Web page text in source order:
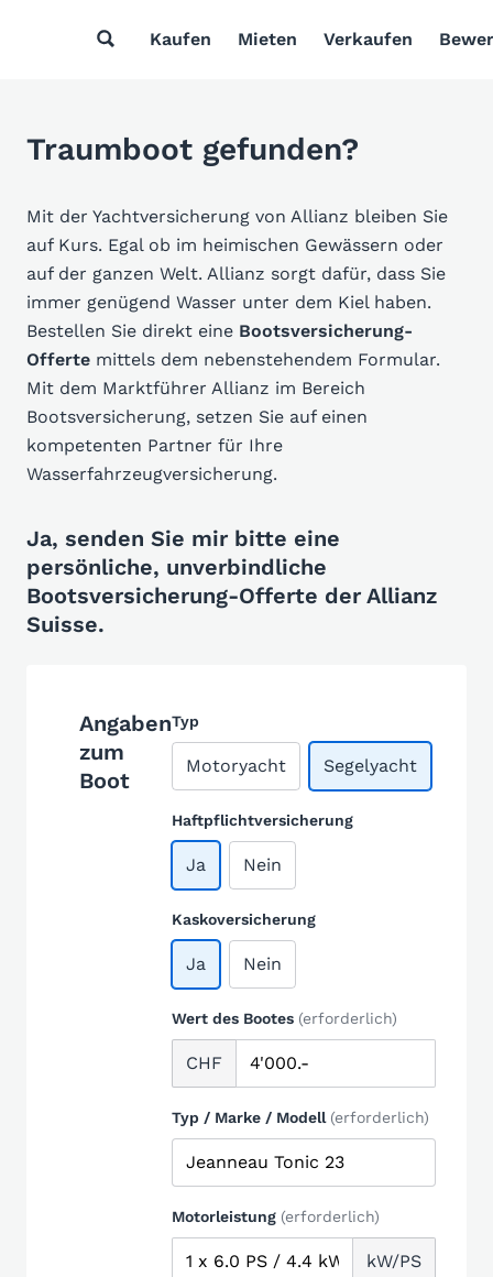
Kaufen Mieten Verkaufen
Traumboot gefunden?
Mit der Yachtversicherung von Allianz bleiben Sie
auf Kurs. Egal ob im heimischen Gewässern oder
auf der ganzen Welt. Allianz sorgt dafür, dass Sie
immer genügend Wasser unter dem Kiel haben.
Bestellen Sie direkt eine Bootsversicherung-
Offerte mittels dem nebenstehendem Formular.
Mit dem Marktführer Allianz im Bereich
Bootsversicherung, setzen Sie auf einen
kompetenten Partner für Ihre
Wasserfahrzeugversicherung.
Ja, senden Sie mir bitte eine
persönliche, unverbindliche
Bootsversicherung-Offerte der Allianz
Suisse.
Angaben
zum
Boot
Typ
Motoryacht Segelyacht
Haftpflichtversicherung
Ja Nein
Kaskoversicherung
Ja Nein
Wert des Bootes (erforderlich)
CHF
Typ / Marke / Modell (erforderlich)
Motorleistung (erforderlich)
kW/PS